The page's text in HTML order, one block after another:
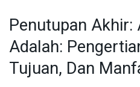
Penutupan
Adalah:
Tujuan, Dan